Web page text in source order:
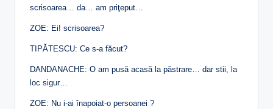
scrisoarea… da… am priţeput…
ZOE: Ei! scrisoarea?
TIPĂTESCU: Ce s-a făcut?
DANDANACHE: O am pusă acasă la păstrare… dar stii, la
loc sigur…
ZOE: Nu i-ai înapoiat-o persoanei ?